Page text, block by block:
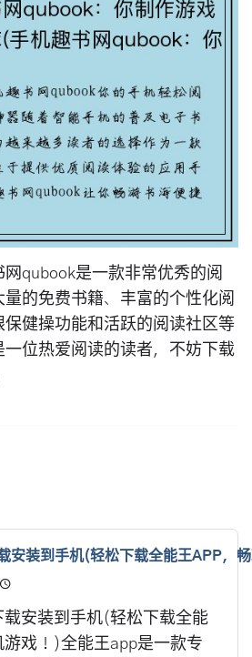
qubook是一款非常优秀的阅
的免费书籍、丰富的个性化阅
健操功能和活跃的阅读社区等
位热爱阅读的读者，不妨下载
安装到手机(轻松下载全能王APP，
安装到手机(轻松下载全能
戏！)全能王app是一款专